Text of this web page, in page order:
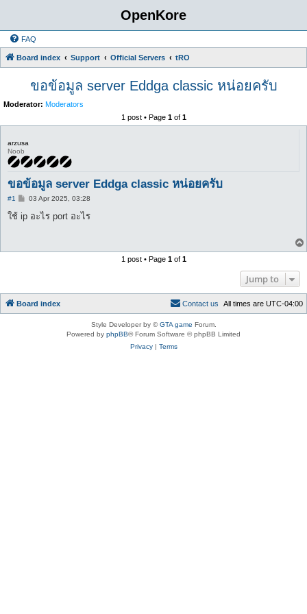
OpenKore
FAQ
Board index Support Official Servers tRO
ขอข้อมูล server Eddga classic หน่อยครับ
Moderator: Moderators
1 post • Page 1of 1
arzusa
Noob
ขอข้อมูล server Eddga classic หน่อยครับ
#1
P
s
03 Apr 2025, 03:28
ใช้ ip อะไร port อะไร
1 post • Page 1of 1
Jump to
Board index All times are UTC-04:00
Contact us
Style Developer by ©GTA game Forum.
Powered by phpBB® Forum Software © phpBB Limited
Privacy| Terms